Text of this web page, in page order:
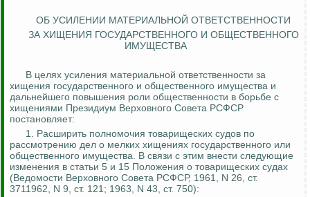
ОБ УСИЛЕНИИ МАТЕРИАЛЬНОЙ ОТВЕТСТВЕННОСТИ
ЗА ХИЩЕНИЯ ГОСУДАРСТВЕННОГО И ОБЩЕСТВЕННОГО
ИМУЩЕСТВА
В целях усиления материальной ответственности за
хищения государственного и общественного имущества и
дальнейшего повышения роли общественности в борьбе с
хищениями Президиум Верховного Совета РСФСР
постановляет:
1. Расширить полномочия товарищеских судов по
рассмотрению дел о мелких хищениях государственного или
общественного имущества. В связи с этим внести следующие
изменения в статьи 5 и 15 Положения о товарищеских судах
(Ведомости Верховного Совета РСФСР, 1961, N 26, ст.
3711962, N 9, ст. 121; 1963, N 43, ст. 750):